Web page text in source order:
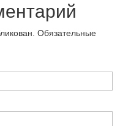
Обязательные